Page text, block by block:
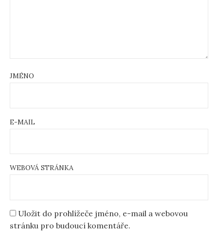
JMÉNO
E-MAIL
WEBOVÁ STRÁNKA
Uložit do prohlížeče jméno, e-mail a webovou
stránku pro budoucí komentáře.